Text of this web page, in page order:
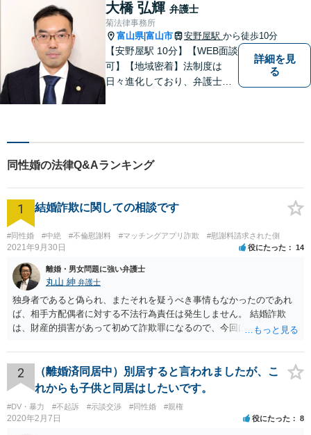
談OK！【複数弁護士在籍】
大橋 弘輝 弁護士
菊法律事務所
富山県|富山市 安野屋駅 から徒歩10分
【安野屋駅 10分】【WEB面談
可】【地域密着】法制度は
日々進化しており、弁護士に
の声にしっかり耳を傾ける姿
勢は変わりません。
詳細を見
る
同性婚の法律Q&Aランキング
1 結婚詐欺に関しての相談です
#同性婚 #中絶 #不倫慰謝料 #マッチングアプリ詐欺 #慰謝料請求された側
2021年9月30日 役にたった 14
離婚・男女問題に強い弁護士
丸山 紳 弁護士
独身者であると偽られ、またそれを疑うべき事情もなかったのであれ
ば、相手方配偶者に対する不法行為責任は発生しません。 結婚詐欺
は、財産的損害があって初めて詐欺罪になるので、今回は該当しませ
であることを知っていれば交際しなかったといえる場合に、慰謝料請
求が可能です。 LINEなどで、結婚を当然の前提にした関係だったこと
を立証できる場合は、請求は可能と考えます。
2
（離婚済同居中）別居すると言われましたが、こ
れからも子供と同居はしたいです。
#DV・暴力 #不起訴 #示談交渉 #同性婚 #親権
2020年2月7日 役にたった 8